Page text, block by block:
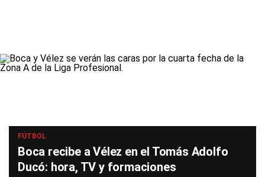
FÚTBOL
Boca recibe a Vélez en el Tomás Adolfo
Ducó: hora, TV y formaciones